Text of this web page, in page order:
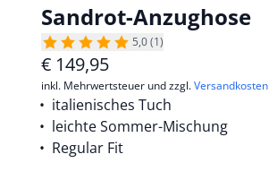
Sandrot-Anzughose
5,0 (1)
€ 149,95
inkl. Mehrwertsteuer und zzgl.Versandkosten
italienisches Tuch
leichte Sommer-Mischung
Regular Fit